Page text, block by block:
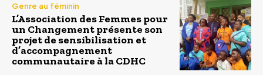
Genre au féminin
L’Association des Femmes pour
un Changement présente son
projet de sensibilisation et
d’accompagnement
communautaire à la CDHC